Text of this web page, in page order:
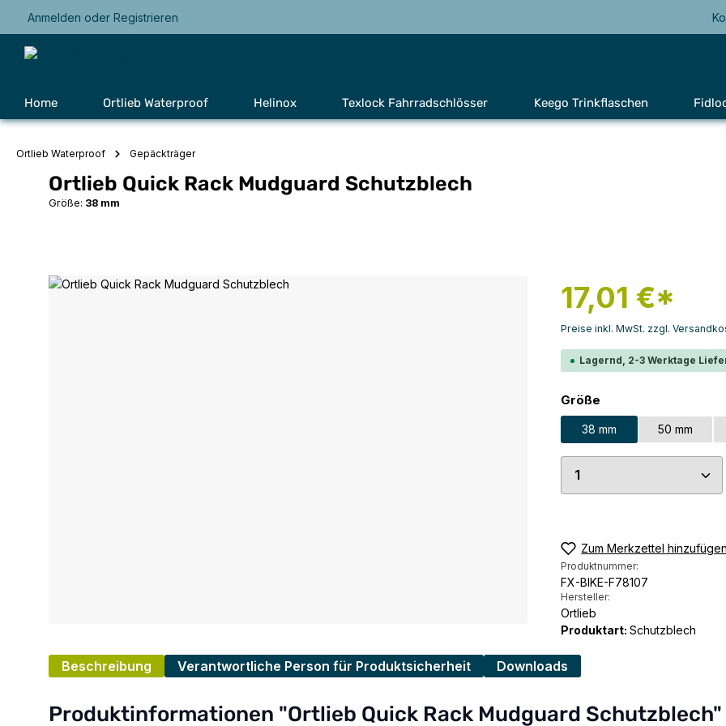
Hauptnavigation springen
Anmelden oder Registrieren
Home Ortlieb Waterproof Helinox Texlock Fahrradschlösser Keego Trinkflaschen
Ortlieb Waterproof Gepäckträger
Ortlieb Quick Rack Mudguard Schutzblech
Größe: 38 mm
Bildergalerie überspringen 17,01 €*
Preise inkl. MwSt. zzgl.
Lagernd, 2-3 Werktage
Größe
38 mm 50 mm
Produkt Anzahl:
Zum Merkzettel hinzufügen
Produktnummer:
FX-BIKE-F78107
Hersteller:
Ortlieb
Produktart: Schutzblech
Beschreibung Verantwortliche Person für Produktsicherheit Downloads
Produktinformationen "Ortlieb Quick Rack Mudguard Schutzblech"